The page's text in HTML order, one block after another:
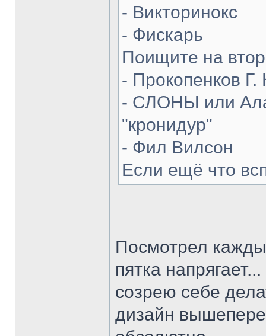
- Викторинокс
- Фискарь
Поищите на
- Прокопенков Г.
- СЛОНЫ или
"кронидур"
- Фил Вилсон
Если ещё что
Посмотрел
пятка
созрею себе
дизайн